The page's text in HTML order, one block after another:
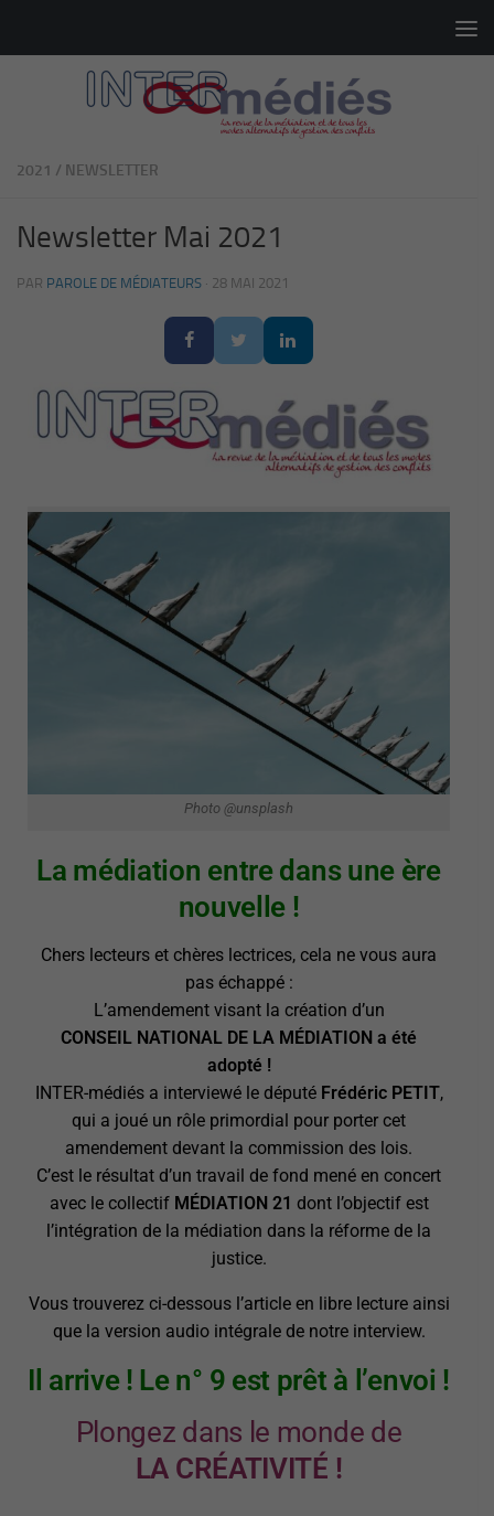
2021 / NEWSLETTER
Newsletter Mai 2021
PAR PAROLE DE MÉDIATEURS · 28 MAI 2021
Photo @unsplash
La médiation entre dans une ère
nouvelle !
Chers lecteurs et chères lectrices, cela ne vous aura
pas échappé :
L’amendement visant la création d’un
CONSEIL NATIONAL DE LA MÉDIATION a été
adopté !
INTER-médiés a interviewé le député Frédéric PETIT,
qui a joué un rôle primordial pour porter cet
amendement devant la commission des lois.
C’est le résultat d’un travail de fond mené en concert
avec le collectif MÉDIATION 21 dont l’objectif est
l’intégration de la médiation dans la réforme de la
justice.
Vous trouverez ci-dessous l’article en libre lecture ainsi
que la version audio intégrale de notre interview.
Il arrive ! Le n° 9 est prêt à l’envoi !
Plongez dans le monde de
LA CRÉATIVITÉ !